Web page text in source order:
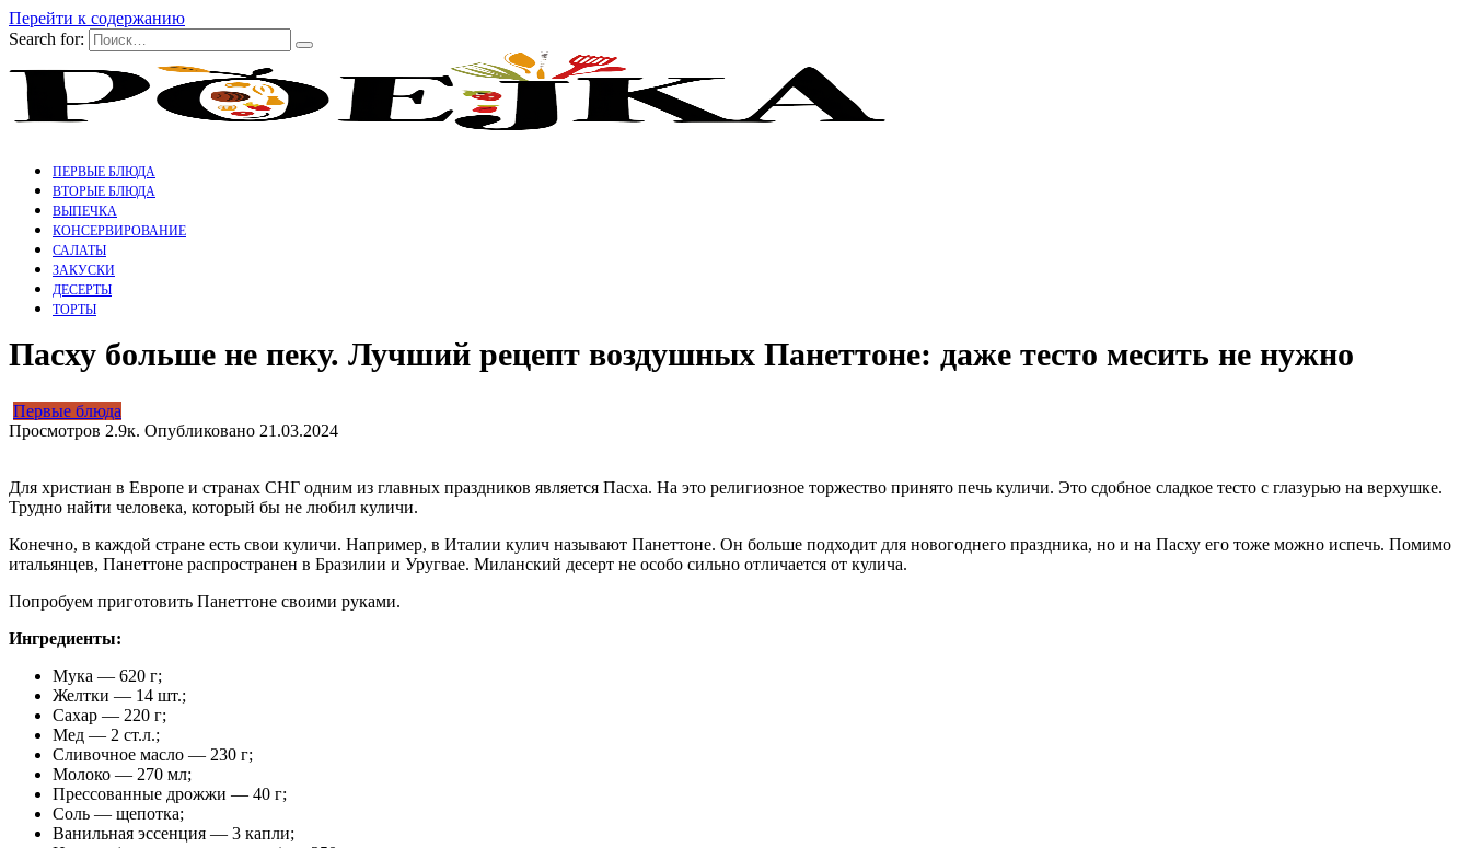
Перейти к содержанию
Search for:
ПЕРВЫЕ БЛЮДА
ВТОРЫЕ БЛЮДА
ВЫПЕЧКА
КОНСЕРВИРОВАНИЕ
САЛАТЫ
ЗАКУСКИ
ДЕСЕРТЫ
ТОРТЫ
Пасху больше не пеку. Лучший рецепт воздушных Панеттоне: даже тесто месить не нужно
Первые блюда
Просмотров 2.9к. Опубликовано 21.03.2024
Для христиан в Европе и странах СНГ одним из главных праздников является Пасха. На это религиозное торжество принято печь куличи. Это сдобное сладкое тесто с глазурью на верхушке.
Трудно найти человека, который бы не любил куличи.
Конечно, в каждой стране есть свои куличи. Например, в Италии кулич называют Панеттоне. Он больше подходит для новогоднего праздника, но и на Пасху его тоже можно испечь. Помимо
итальянцев, Панеттоне распространен в Бразилии и Уругвае. Миланский десерт не особо сильно отличается от кулича.
Попробуем приготовить Панеттоне своими руками.
Ингредиенты:
Мука — 620 г;
Желтки — 14 шт.;
Сахар — 220 г;
Мед — 2 ст.л.;
Сливочное масло — 230 г;
Молоко — 270 мл;
Прессованные дрожжи — 40 г;
Соль — щепотка;
Ванильная эссенция — 3 капли;